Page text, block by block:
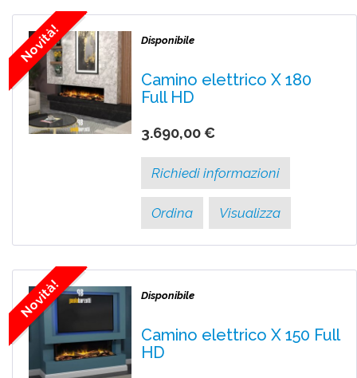
Novità! Disponibile
Camino elettrico X 180
Full HD
3.690,00 €
Richiedi informazioni
Ordina Visualizza
Novità! Disponibile
Camino elettrico X 150 Full
HD